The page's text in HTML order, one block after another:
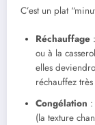
C’est un plat
Réchauffage
ou à la
elles
réchauffez
Congélation
(la texture